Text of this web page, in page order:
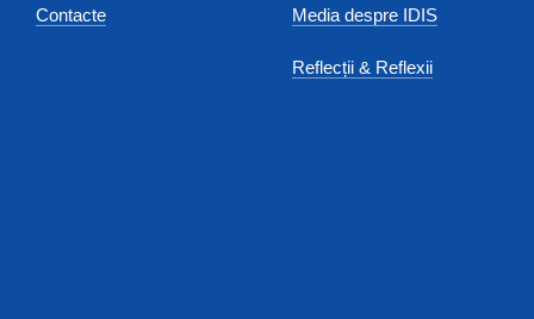
Contacte Media despre IDIS
Reflecții & Reflexii